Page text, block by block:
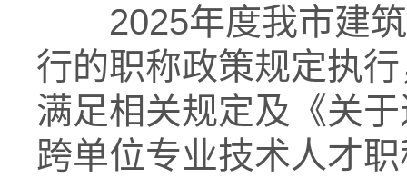
2025年度我市建筑
行的职称政策规定执
满足相关规定及《关
跨单位专业技术人才